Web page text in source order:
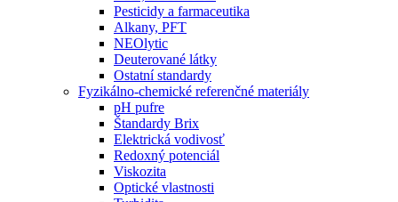
Pesticidy a farmaceutika
Alkany, PFT
NEOlytic
Deuterované látky
Ostatní standardy
Fyzikálno-chemické referenčné materiály
pH pufre
Štandardy Brix
Elektrická vodivosť
Redoxný potenciál
Viskozita
Optické vlastnosti